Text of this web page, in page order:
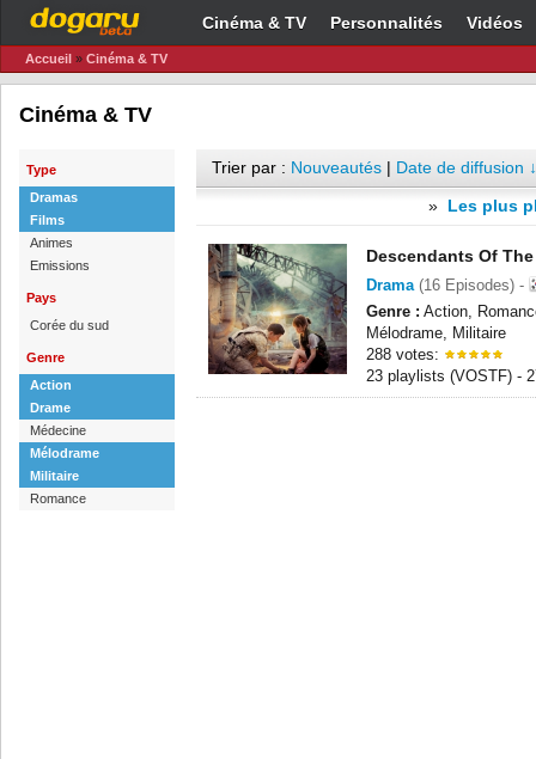
Cinéma & TV Personnalités Vidéos
Accueil » Cinéma & TV
Cinéma & TV
Type
Dramas
Films
Animes
Emissions
Pays
Corée du sud
Genre
Action
Drame
Médecine
Mélodrame
Militaire
Romance
Trier par : Nouveautés | Date de diffusion ↓
» Les plus
Descendants Of
Drama(16 Episodes) -
Genre : Action,
Mélodrame, Militaire
288 votes:
23 playlists (VOSTF) -